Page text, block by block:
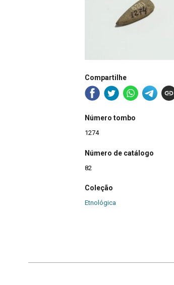
Compartilhe
Número tombo
1274
Número de catálogo
82
Coleção
Etnológica